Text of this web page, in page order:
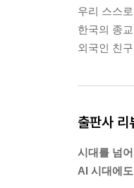
우리 스스
한국의 종
외국인 친
출판사 리
시대를 넘
AI 시대에